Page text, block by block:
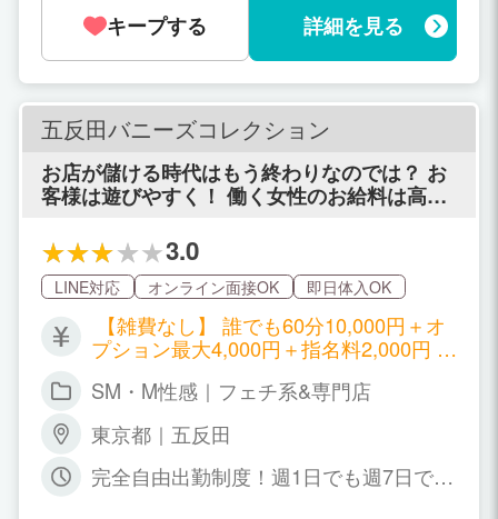
キープする 詳細を見る
五反田バニーズコレクション
お店が儲ける時代はもう終わりなのでは？ お
客様は遊びやすく！ 働く女性のお給料は高
それでいい。 風俗愛だけで、利益度外視の新
しいリフレを五反田にオープンします！
3.0
LINE対応 オンライン面接OK 即日体入OK
【雑費なし】 誰でも60分10,000円＋オ
プション最大4,000円＋指名料2,000円 比
がない！ 単純にお店の利益を減らし、お
で、お客様も多く！指名も返しやすい！
受け身好きなお客様ターゲットで触られ
ずに、ハンドサービスだけで稼いでいた
SM・M性感｜フェチ系&専門店
東京都｜五反田
完全自由出勤制度！週1日でも週7日でも